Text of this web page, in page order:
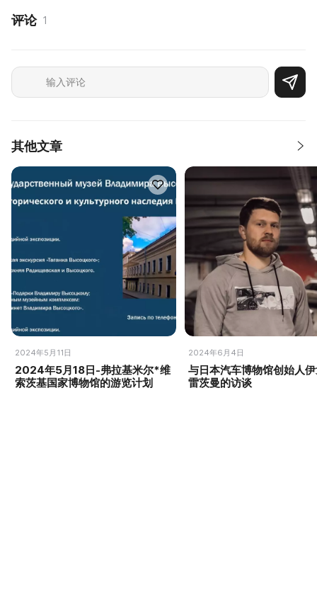
评论 1
其他文章
2024年5月11日
2024年5月18日-弗拉基米尔*维
索茨基国家博物馆的游览计划
2024年6月4日
与日本汽车博物馆创始人伊
雷茨曼的访谈